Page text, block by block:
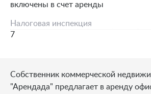
включены в счет аренды
Налоговая инспекция
7
Собственник коммерческой
"Арендада" предлагает в аренду